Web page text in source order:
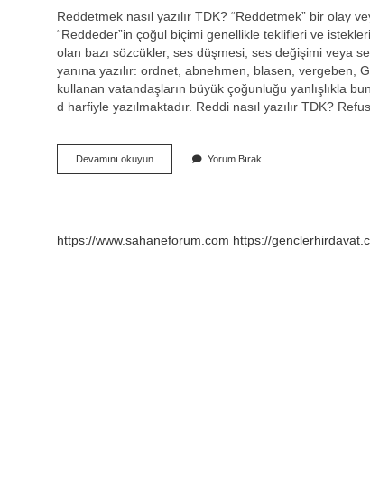
Reddetmek nasıl yazılır TDK? “Reddetmek” bir olay
“Reddeder”in çoğul biçimi genellikle teklifleri ve
olan bazı sözcükler, ses düşmesi, ses değişimi veya
yanına yazılır: ordnet, abnehmen, blasen,
kullanan vatandaşların büyük çoğunluğu yanlışlıkla
d harfiyle yazılmaktadır. Reddi nasıl yazılır TDK?
Devamını okuyunReddetmek
Türkçe
Yorum Bırak
https://www.sahaneforum.com https://